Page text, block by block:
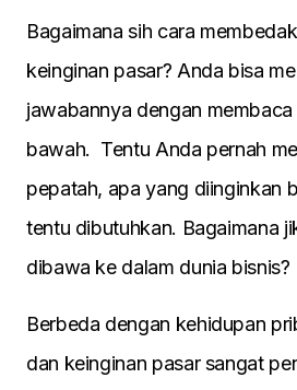
Bagaimana sih cara
keinginan pasar? Anda bisa
jawabannya dengan
bawah. Tentu Anda pernah
pepatah, apa yang diinginkan
tentu dibutuhkan. Bagaimana
dibawa ke dalam dunia bisnis?
Berbeda dengan kehidupan
dan keinginan pasar sangat